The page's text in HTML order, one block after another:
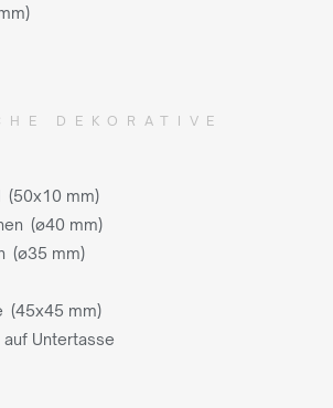
DEKORATIVE
(50x10 mm)
(ø40 mm)
(ø35 mm)
(45x45 mm)
Untertasse